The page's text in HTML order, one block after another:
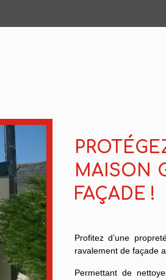
MAISON
FAÇADE !
Profitez d’une
ravalement de façade
Permettant de